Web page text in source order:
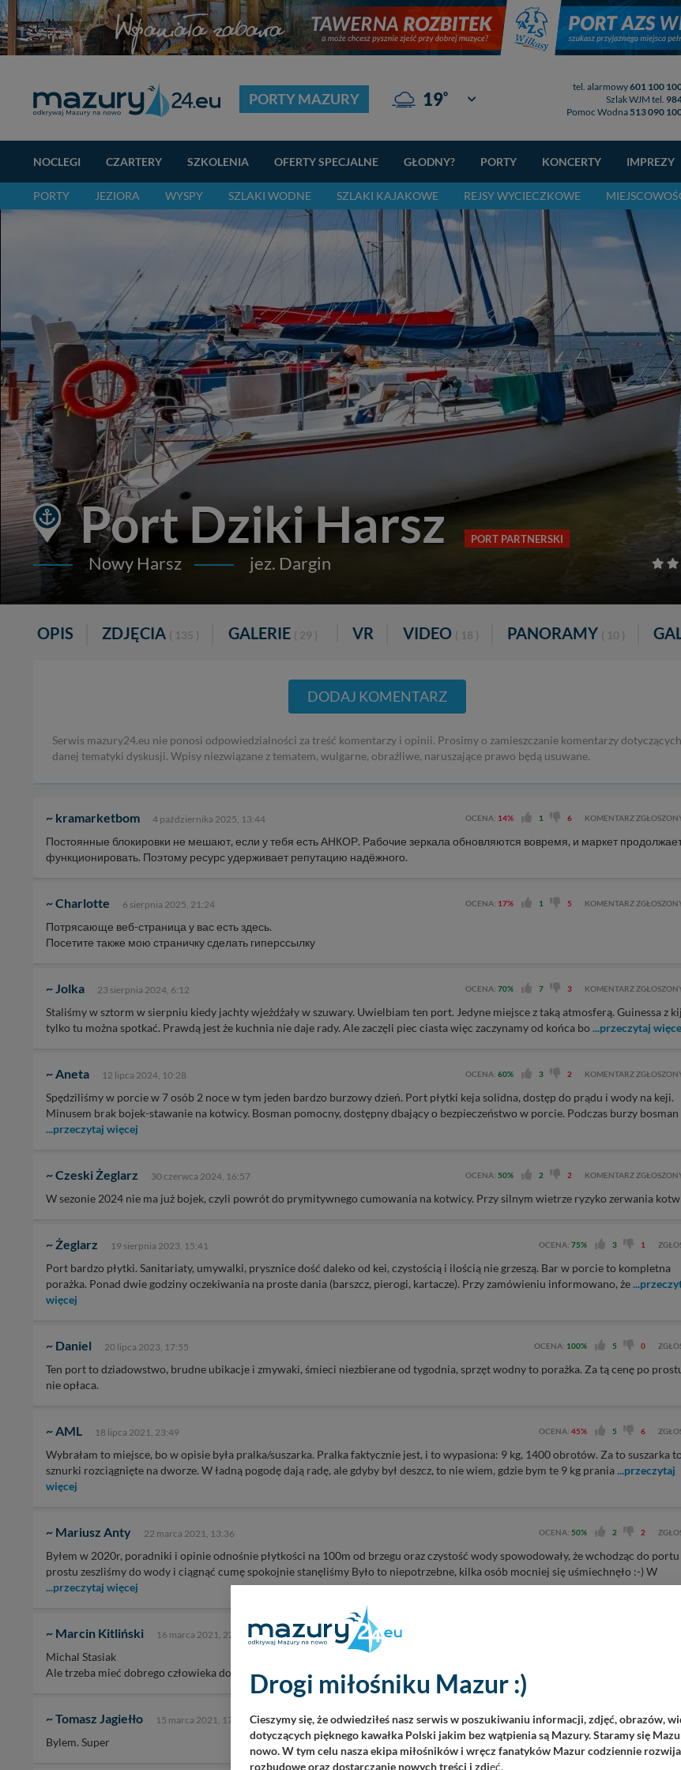
PORTY MAZURY 19° Giżycko
tel. alarmowy601 100
Szlak WJM tel.
Pomoc Wodna 513 090
NOCLEGI CZARTERY SZKOLENIA OFERTY SPECJALNE GŁODNY? PORTY KONCERTY IMPREZY
PORTY JEZIORA WYSPY SZLAKI WODNE SZLAKI KAJAKOWE REJSY WYCIECZKOWE
Port Dziki Harsz PORT PARTNERSKI
Nowy Harsz jez. Dargin
OPIS ZDJĘCIA ( 135 ) GALERIE ( 29 ) VR VIDEO ( 18 ) PANORAMY ( 10 )
DODAJ KOMENTARZ
Serwis mazury24.eu nie ponosi odpowiedzialności za treść komentarzy i opinii. Prosimy o zamieszczanie komentarzy dotyczących
danej tematyki dyskusji. Wpisy niezwiązane z tematem, wulgarne, obraźliwe, naruszające prawo będą usuwane.
~ kramarketbom 4 października 2025, 13:44 OCENA: 14% 1 6 KOMENTARZ
Постоянные блокировки не мешают, если у тебя есть АНКОР. Рабочие зеркала обновляются вовремя, и маркет
функционировать. Поэтому ресурс удерживает репутацию надёжного.
~ Charlotte 6 sierpnia 2025, 21:24 OCENA: 17% 1 5 KOMENTARZ
Потрясающе веб-страница у вас есть здесь.
Посетите также мою страничку сделать гиперссылку
~ Jolka 23 sierpnia 2024, 6:12 OCENA: 70% 7 3 KOMENTARZ
Staliśmy w sztorm w sierpniu kiedy jachty wjeżdżały w szuwary. Uwielbiam ten port. Jedyne miejsce z taką atmosferą. Guinessa z
tylko tu można spotkać. Prawdą jest że kuchnia nie daje rady. Ale zaczęli piec ciasta więc zaczynamy od końca bo ...przeczytaj
~ Aneta 12 lipca 2024, 10:28 OCENA: 60% 3 2 KOMENTARZ
Spędziliśmy w porcie w 7 osób 2 noce w tym jeden bardzo burzowy dzień. Port płytki keja solidna, dostęp do prądu i wody na keji.
Minusem brak bojek-stawanie na kotwicy. Bosman pomocny, dostępny dbający o bezpieczeństwo w porcie. Podczas burzy bosman
...przeczytaj więcej
~ Czeski Żeglarz 30 czerwca 2024, 16:57 OCENA: 50% 2 2 KOMENTARZ
W sezonie 2024 nie ma już bojek, czyli powrót do prymitywnego cumowania na kotwicy. Przy silnym wietrze ryzyko zerwania
~ Żeglarz 19 sierpnia 2023, 15:41 OCENA: 75% 3 1
Port bardzo płytki. Sanitariaty, umywalki, prysznice dość daleko od kei, czystością i ilością nie grzeszą. Bar w porcie to kompletna
porażka. Ponad dwie godziny oczekiwania na proste dania (barszcz, pierogi, kartacze). Przy zamówieniu informowano, że
więcej
~ Daniel 20 lipca 2023, 17:55 OCENA: 100% 5 0
Ten port to dziadowstwo, brudne ubikacje i zmywaki, śmieci niezbierane od tygodnia, sprzęt wodny to porażka. Za tą cenę po
nie opłaca.
~ AML 18 lipca 2021, 23:49 OCENA: 45% 5 6
Wybrałam to miejsce, bo w opisie była pralka/suszarka. Pralka faktycznie jest, i to wypasiona: 9 kg, 1400 obrotów. Za to suszarka to
sznurki rozciągnięte na dworze. W ładną pogodę dają radę, ale gdyby był deszcz, to nie wiem, gdzie bym te 9 kg prania...przeczytaj
więcej
~ Mariusz Anty 22 marca 2021, 13:36 OCENA: 50% 2 2
Byłem w 2020r, poradniki i opinie odnośnie płytkości na 100m od brzegu oraz czystość wody spowodowały, że wchodząc do portu
prostu zeszliśmy do wody i ciągnąć cumę spokojnie stanęliśmy Było to niepotrzebne, kilka osób mocniej się uśmiechnęło :-) W
...przeczytaj więcej
~ Marcin Kitliński 16 marca 2021, 22:37
Michal Stasiak
Ale trzeba mieć dobrego człowieka do kotwicy
~ Tomasz Jagiełło 15 marca 2021, 17:01 0 0
Bylem. Super
Drogi miłośniku Mazur :)
Cieszymy się, że odwiedziłeś nasz serwis w poszukiwaniu informacji, zdjęć, obrazów,
dotyczących pięknego kawałka Polski jakim bez wątpienia są Mazury. Staramy się
nowo. W tym celu nasza ekipa miłośników i wręcz fanatyków Mazur codziennie
rozbudowę oraz dostarczanie nowych treści i zdjęć.